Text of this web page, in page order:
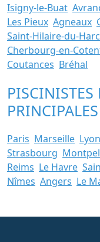
Isigny-le-Buat
Les Pieux Agneaux
Saint-Hilaire-du-
Cherbourg-en-
Coutances Bréhal
PISCINISTES
Paris Marseille Lyon
Strasbourg
Reims Le Havre
Nîmes Angers Le